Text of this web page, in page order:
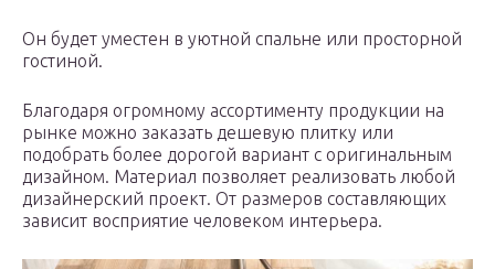
Он будет уместен в уютной спальне или просторной
гостиной.
Благодаря огромному ассортименту продукции на
рынке можно заказать дешевую плитку или
подобрать более дорогой вариант с оригинальным
дизайном. Материал позволяет реализовать любой
дизайнерский проект. От размеров составляющих
зависит восприятие человеком интерьера.